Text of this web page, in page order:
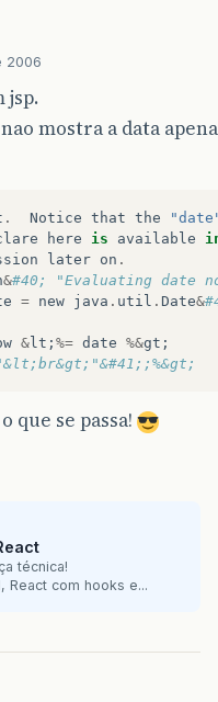
2006
jsp.
mostra a data
. Notice that the
here is available
later on .
&#40; "Evaluating date
= new java . util . Date&
& lt ; %= date %&gt ;
que se passa!
técnica!
React com hooks e...